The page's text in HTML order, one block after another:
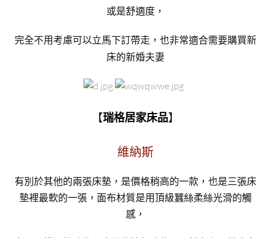
或是舒適度，
完全不用考慮可以立馬下訂帶走，也非常適合需要購買新
床的新婚夫妻
【瑞格居家床品】
維納斯
有別於其他的兩張床墊，是價格稍高的一款，也是三張床
墊裡最軟的一張，面布材質是用頂級蠶絲柔絲光滑的觸
感，